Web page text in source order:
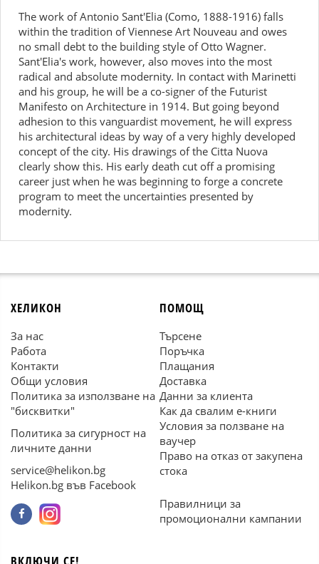
The work of Antonio Sant'Elia (Como, 1888-1916) falls
within the tradition of Viennese Art Nouveau and owes
no small debt to the building style of Otto Wagner.
Sant'Elia's work, however, also moves into the most
radical and absolute modernity. In contact with Marinetti
and his group, he will be a co-signer of the Futurist
Manifesto on Architecture in 1914. But going beyond
adhesion to this vanguardist movement, he will express
his architectural ideas by way of a very highly developed
concept of the city. His drawings of the Citta Nuova
clearly show this. His early death cut off a promising
career just when he was beginning to forge a concrete
program to meet the uncertainties presented by
modernity.
ХЕЛИКОН
За нас
Работа
Контакти
Общи условия
Политика за използване на
"бисквитки"
Политика за сигурност на
личните данни
service@helikon.bg
Helikon.bg във Facebook
ПОМОЩ
Търсене
Поръчка
Плащания
Доставка
Данни за клиента
Как да свалим е-книги
Условия за ползване на
ваучер
Право на отказ от закупена
стока
Правилници за
промоционални кампании